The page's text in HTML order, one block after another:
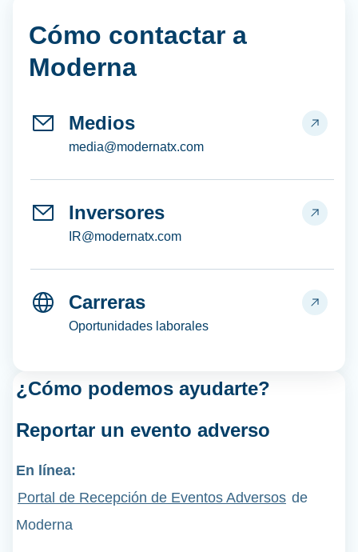
Cómo contactar a
Moderna
Medios
media@modernatx.com
Inversores
IR@modernatx.com
Carreras
Oportunidades laborales
¿Cómo podemos ayudarte?
Reportar un evento adverso
En línea:
Portal de Recepción de Eventos Adversos de
Moderna